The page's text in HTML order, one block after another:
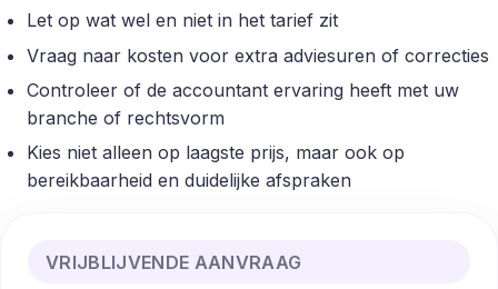
Let op wat wel en niet in het tarief zit
Vraag naar kosten voor extra adviesuren of correcties
Controleer of de accountant ervaring heeft met uw
branche of rechtsvorm
Kies niet alleen op laagste prijs, maar ook op
bereikbaarheid en duidelijke afspraken
VRIJBLIJVENDE AANVRAAG